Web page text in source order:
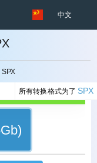
中文
SPX
所有转换格式为了 SPX